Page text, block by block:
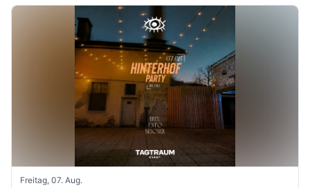
Freitag, 07. Aug.